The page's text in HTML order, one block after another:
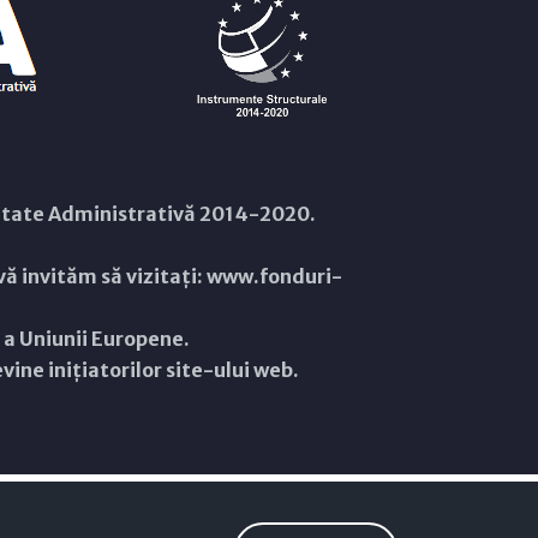
Administrativă 2014-2020.
invităm să vizitați: www.fonduri-
Uniunii Europene.
inițiatorilor site-ului web.